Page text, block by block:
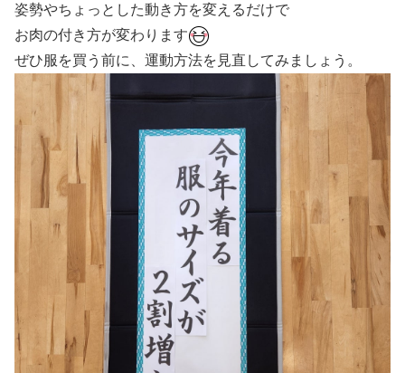
姿勢やちょっとした動き方を変えるだけで
お肉の付き方が変わります
ぜひ服を買う前に、運動方法を見直してみましょう。